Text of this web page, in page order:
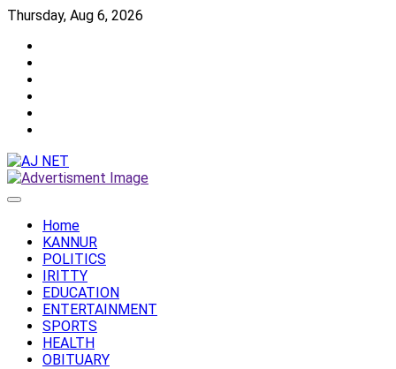
Skip
content
Thursday, Aug 6, 2026
Home
KANNUR
POLITICS
IRITTY
EDUCATION
ENTERTAINMENT
SPORTS
HEALTH
OBITUARY